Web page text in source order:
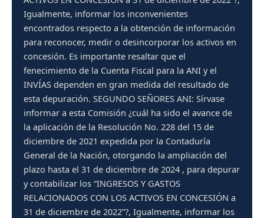
Igualmente, informar los inconvenientes
encontrados respecto a la obtención de información
para reconocer, medir o desincorporar los activos en
concesión. Es importante resaltar que el
fenecimiento de la Cuenta Fiscal para la ANI y el
INVÍAS dependen en gran medida del resultado de
esta depuración. SEGUNDO SEÑORES ANI: Sírvase
informar a esta Comisión ¿cuál ha sido el avance de
la aplicación de la Resolución No. 228 del 15 de
diciembre de 2021 expedida por la Contaduría
General de la Nación, otorgando la ampliación del
plazo hasta el 31 de diciembre de 2024 , para depurar
y contabilizar los “INGRESOS Y GASTOS
RELACIONADOS CON LOS ACTIVOS EN CONCESIÓN a
31 de diciembre de 2022”?, Igualmente, informar los